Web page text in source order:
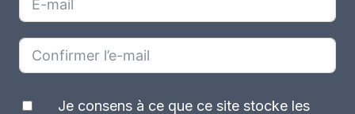
Je consens à ce que ce site stocke les